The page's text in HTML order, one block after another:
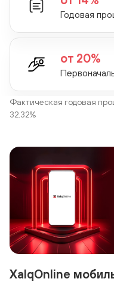
Годовая
от 20%
Фактическая годовая
32.32%
XalqOnline